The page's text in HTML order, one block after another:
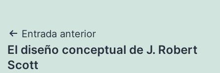
Navegación
de
Entrada anterior
El diseño conceptual de J. Robert
Scott